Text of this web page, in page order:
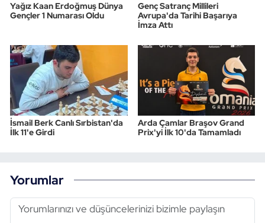
Yağız Kaan Erdoğmuş Dünya
Gençler 1 Numarası Oldu
Genç Satranç Millileri
Avrupa'da Tarihi Başarıya
İmza Attı
İsmail Berk Canlı Sırbistan'da
İlk 11'e Girdi
Arda Çamlar Braşov Grand
Prix'yi İlk 10'da Tamamladı
Yorumlar